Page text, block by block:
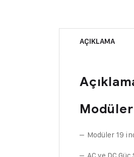
AÇIKLAMA
– Modüler 19